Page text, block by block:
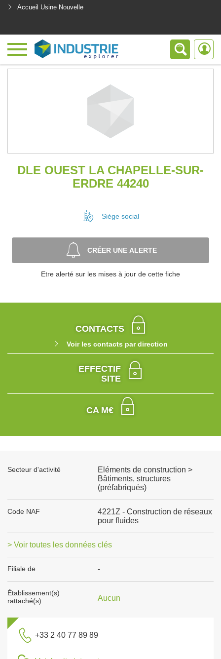
Accueil Usine Nouvelle
DLE OUEST LA CHAPELLE-SUR-
ERDRE 44240
Siège social
CRÉER UNE ALERTE
Etre alerté sur les mises à jour de cette fiche
CONTACTS
Voir les contacts par direction
EFFECTIF
SITE
CA M€
Secteur d'activité
Eléments de construction >
Bâtiments, structures
(préfabriqués)
Code NAF
4221Z - Construction de réseaux
pour fluides
> Voir toutes les données clés
Filiale de -
Établissement(s)
rattaché(s)
Aucun
+33 2 40 77 89 89